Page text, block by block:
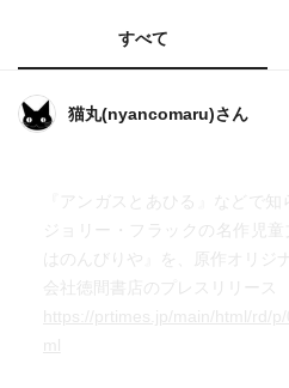
すべて
猫丸(nyancomaru)さん
『アンガスとあひる』などで
ジョリー・フラックの名作児
はのんびりや』を、原作オリジ
会社徳間書店のプレスリリース